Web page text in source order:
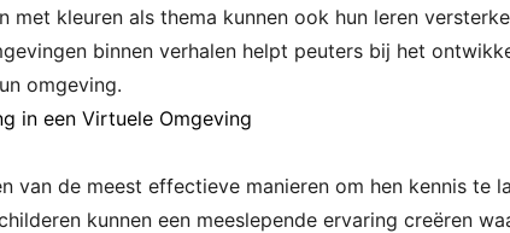
met kleuren als thema kunnen ook hun leren
binnen verhalen helpt peuters bij het
omgeving.
in een Virtuele Omgeving
van de meest effectieve manieren om hen kennis te
kunnen een meeslepende ervaring creëren